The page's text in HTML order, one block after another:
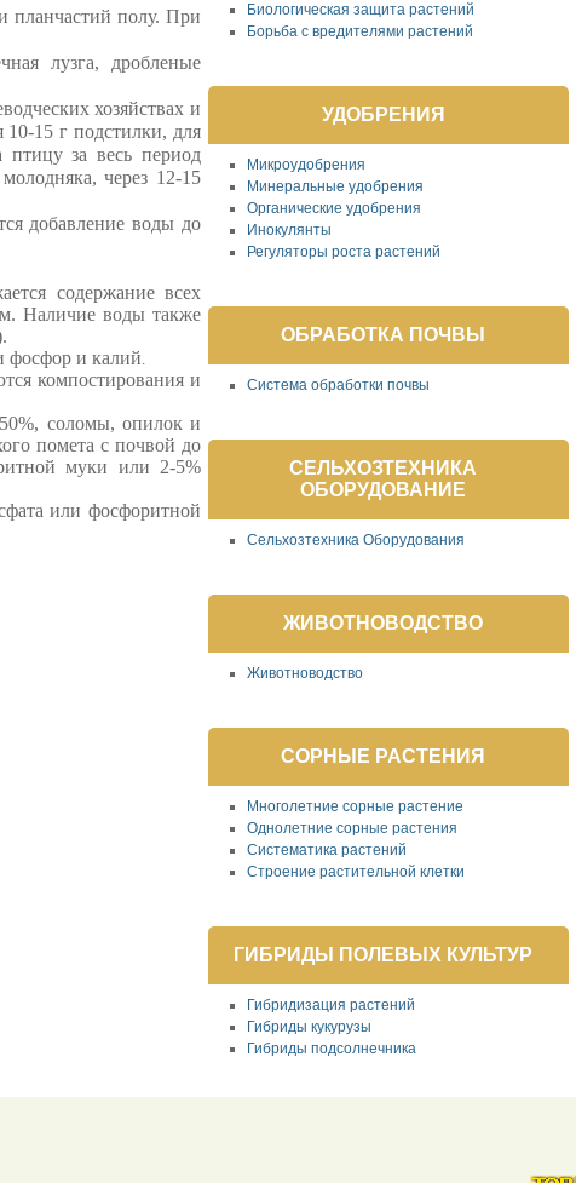
планчастий полу. При
лузга, дробленые
хозяйствах и
10-15 г подстилки, для
птицу за весь период
через 12-15
добавление воды до
содержание всех
Наличие воды также
фосфор и калий
компостирования и
, соломы, опилок и
помета с почвой до
муки или 2-5%
или фосфоритной
Биологическая защита растений
Борьба с вредителями растений
УДОБРЕНИЯ
Микроудобрения
Минеральные удобрения
Органические удобрения
Инокулянты
Регуляторы роста растений
ОБРАБОТКА ПОЧВЫ
Система обработки почвы
СЕЛЬХОЗТЕХНИКА
ОБОРУДОВАНИЕ
Сельхозтехника Оборудования
ЖИВОТНОВОДСТВО
Животноводство
СОРНЫЕ РАСТЕНИЯ
Многолетние сорные растение
Однолетние сорные растения
Систематика растений
Строение растительной клетки
ГИБРИДЫ ПОЛЕВЫХ КУЛЬТУР
Гибридизация растений
Гибриды кукурузы
Гибриды подсолнечника